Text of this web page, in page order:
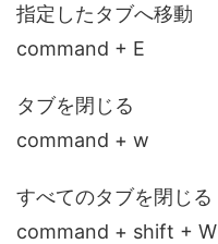
指定したタブへ移動
command + E
タブを閉じる
command + w
すべてのタブを閉じる
command + shift + W